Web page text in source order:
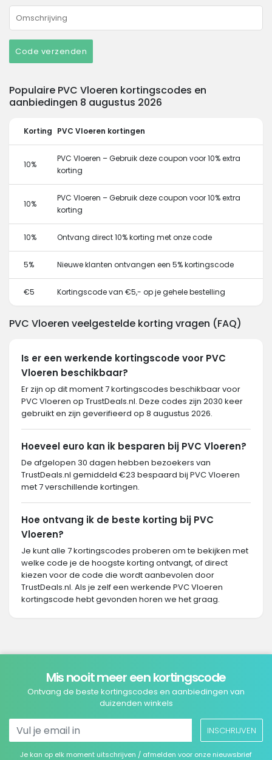
Code verzenden
Populaire PVC Vloeren kortingscodes en
aanbiedingen 8 augustus 2026
Korting PVC Vloeren kortingen
10%
PVC Vloeren – Gebruik deze coupon voor 10% extra
korting
10%
PVC Vloeren – Gebruik deze coupon voor 10% extra
korting
10% Ontvang direct 10% korting met onze code
5% Nieuwe klanten ontvangen een 5% kortingscode
€5 Kortingscode van €5,- op je gehele bestelling
PVC Vloeren veelgestelde korting vragen (FAQ)
Is er een werkende kortingscode voor PVC
Vloeren beschikbaar?
Er zijn op dit moment 7 kortingscodes beschikbaar voor
PVC Vloeren op TrustDeals.nl. Deze codes zijn 2030 keer
gebruikt en zijn geverifieerd op 8 augustus 2026.
Hoeveel euro kan ik besparen bij PVC Vloeren?
De afgelopen 30 dagen hebben bezoekers van
TrustDeals.nl gemiddeld €23 bespaard bij PVC Vloeren
met 7 verschillende kortingen.
Hoe ontvang ik de beste korting bij PVC
Vloeren?
Je kunt alle 7 kortingscodes proberen om te bekijken met
welke code je de hoogste korting ontvangt, of direct
kiezen voor de code die wordt aanbevolen door
TrustDeals.nl. Als je zelf een werkende PVC Vloeren
kortingscode hebt gevonden horen we het graag.
Mis nooit meer een kortingscode
Ontvang de beste kortingscodes en aanbiedingen van
duizenden winkels
INSCHRIJVEN
Je kan op elk moment uitschrijven / afmelden voor onze nieuwsbrief